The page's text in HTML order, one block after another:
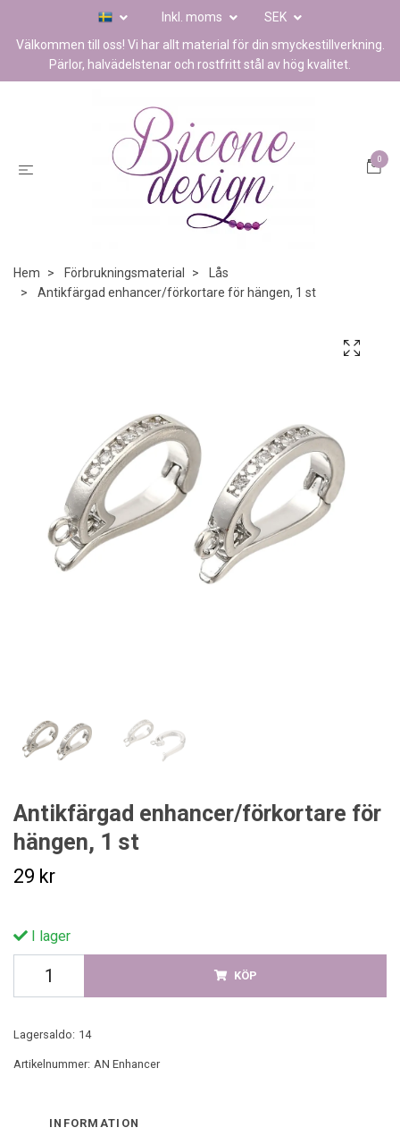
Inkl. moms
SEK
Välkommen till oss! Vi har allt material för din smyckestillverkning.
Pärlor, halvädelstenar och rostfritt stål av hög kvalitet.
0
Hem Förbrukningsmaterial
Lås
Antikfärgad enhancer/förkortare för hängen, 1 st
Antikfärgad enhancer/förkortare för
hängen, 1 st
29 kr
I lager
KÖP
Lagersaldo: 14
Artikelnummer: AN Enhancer
INFORMATION